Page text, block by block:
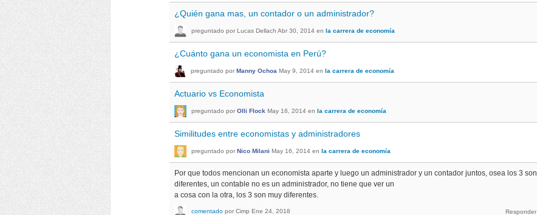
¿Quién gana mas, un contador o un administrador?
preguntado por Lucas Dellach Abr 30, 2014 en la carrera de economía
¿Cuánto gana un economista en Perú?
preguntado por Manny Ochoa May 9, 2014 en la carrera de economía
Actuario vs Economista
preguntado por Olli Flock May 16, 2014 en la carrera de economía
Similitudes entre economistas y administradores
preguntado por Nico Milani May 16, 2014 en la carrera de economía
Por que todos mencionan un economista aparte y luego un administrador y un contador juntos, osea los 3 son
diferentes, un contable no es un administrador, no tiene que ver un
a cosa con la otra, los 3 son muy diferentes.
comentado por Cimp Ene 24, 2018